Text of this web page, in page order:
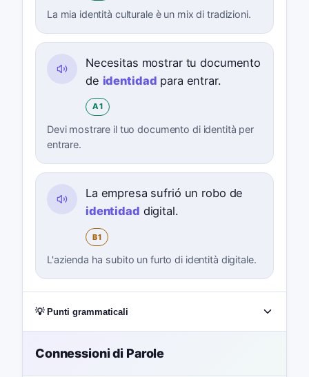
La mia identità culturale è un mix di tradizioni.
Necesitas mostrar tu documento
de identidad para entrar.
A1
Devi mostrare il tuo documento di identità per
entrare.
La empresa sufrió un robo de
identidad digital.
B1
L'azienda ha subito un furto di identità digitale.
💡 Punti grammaticali
Connessioni di Parole